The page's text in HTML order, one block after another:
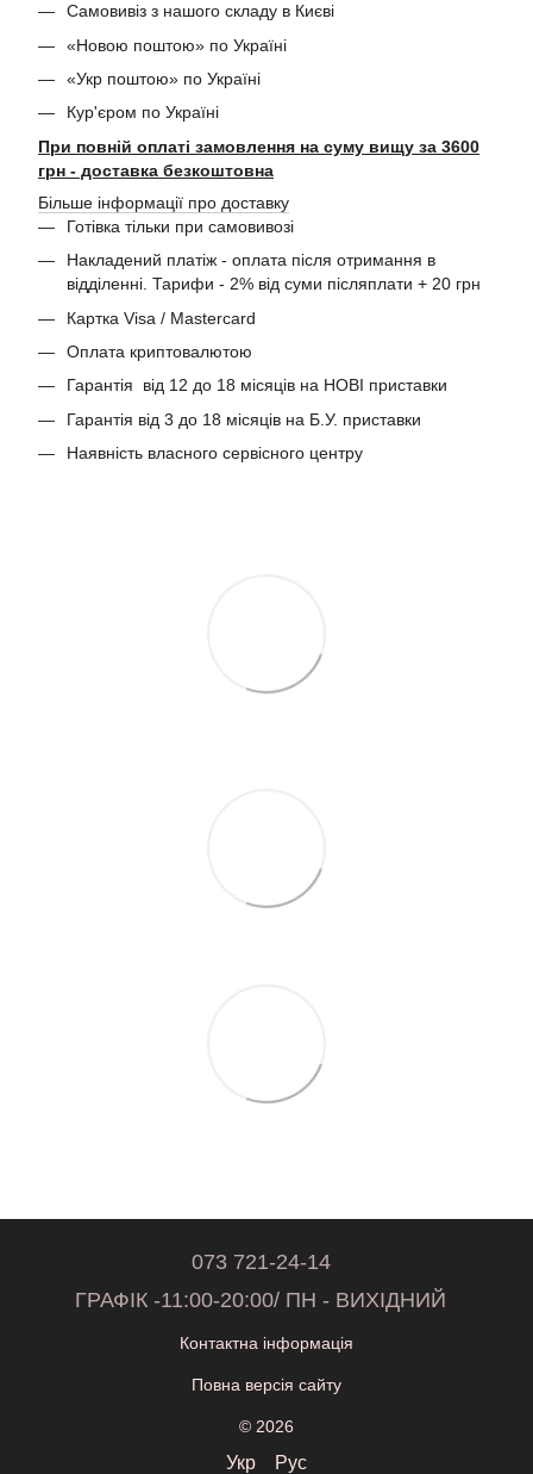
Самовивіз з нашого складу в Києві
«Новою поштою» по Україні
«Укр поштою» по Україні
Кур'єром по Україні
При повній оплаті замовлення на суму вищу за 3600
грн - доставка безкоштовна
Більше інформації про доставку
Готівка тільки при самовивозі
Накладений платіж - оплата після отримання в
відділенні. Тарифи - 2% від суми післяплати + 20 грн
Картка Visa / Mastercard
Оплата криптовалютою
Гарантія від 12 до 18 місяців на НОВІ приставки
Гарантія від 3 до 18 місяців на Б.У. приставки
Наявність власного сервісного центру
073 721-24-14
ГРАФІК -11:00-20:00/ ПН - ВИХІДНИЙ
Контактна інформація
Повна версія сайту
© 2026
Укр Рус